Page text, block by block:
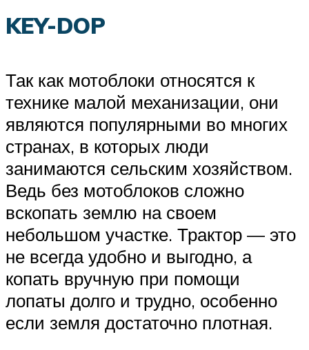
KEY-DOP
Так как мотоблоки относятся к
технике малой механизации, они
являются популярными во многих
странах, в которых люди
занимаются сельским хозяйством.
Ведь без мотоблоков сложно
вскопать землю на своем
небольшом участке. Трактор — это
не всегда удобно и выгодно, а
копать вручную при помощи
лопаты долго и трудно, особенно
если земля достаточно плотная.